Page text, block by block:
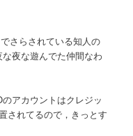
さらされている知人の
夜な遊んでた仲間なわ
アカウントはクレジッ
されてるので，きっとす